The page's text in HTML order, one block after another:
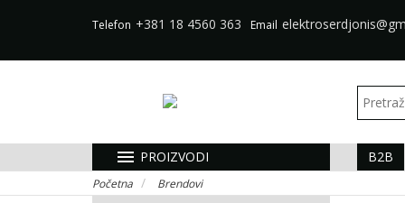
Telefon +381 18 4560 363 Email
menu PROIZVODI B2B
Početna Brendovi